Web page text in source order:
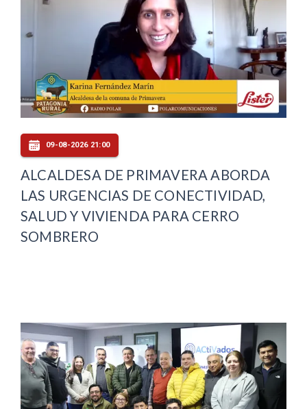
09-08-2026 21:00
ALCALDESA DE PRIMAVERA ABORDA
LAS URGENCIAS DE CONECTIVIDAD,
SALUD Y VIVIENDA PARA CERRO
SOMBRERO